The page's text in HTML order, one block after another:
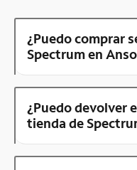
¿Puedo comprar
Spectrum en
¿Puedo devolver
tienda de